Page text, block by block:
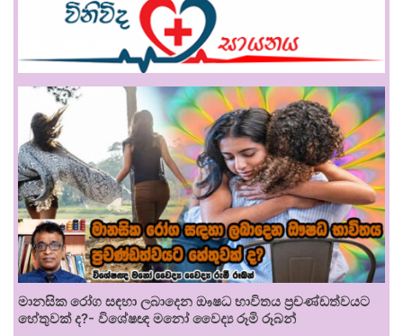
මානසික රෝග සඳහා ලබාදෙන ඖෂධ භාවිතය ප්‍රචණ්ඩත්වයට
හේතුවක් ද?- විශේෂඥ මනෝ වෛද්‍ය රූමි රූබන්